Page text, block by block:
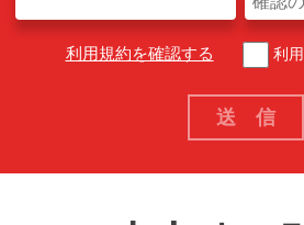
利用規約を確認する 利